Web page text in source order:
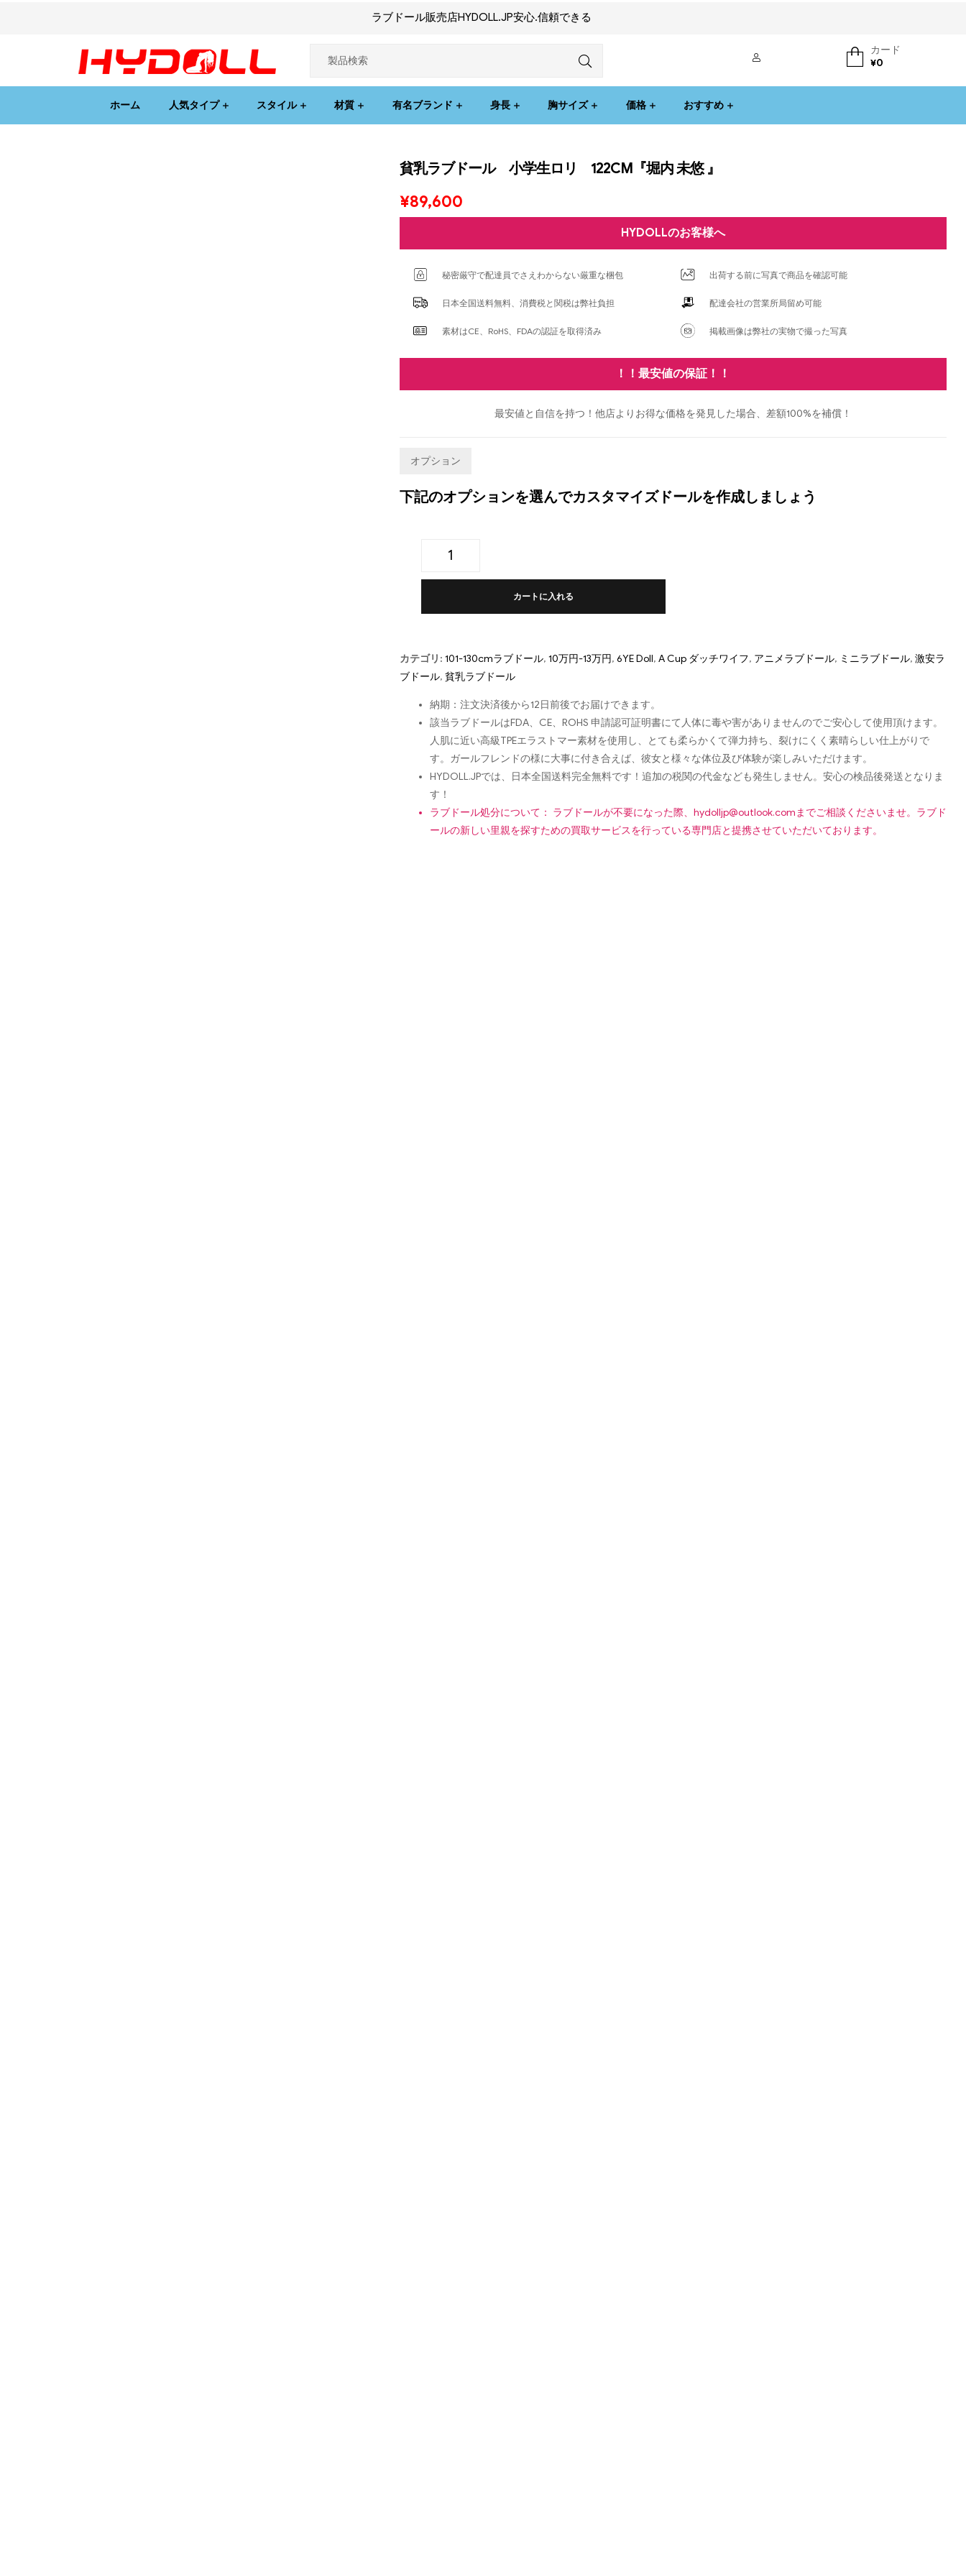
ラブドール販売店HYDOLL.JP安心.信頼できる
カード
¥0
ホーム 人気タイプ スタイル 材質 有名ブランド 身長 胸サイズ 価格 おすすめ
貧乳ラブドール 小学生ロリ 122CM『堀内 未悠 』
¥89,600
HYDOLLのお客様へ
秘密厳守で配達員でさえわからない厳重な梱包 出荷する前に写真で商品を確認可能
日本全国送料無料、消費税と関税は弊社負担 配達会社の営業所局留め可能
素材はCE、RoHS、FDAの認証を取得済み 掲載画像は弊社の実物で撮った写真
！！最安値の保証！！
最安値と自信を持つ！他店よりお得な価格を発見した場合、差額100%を補償！
オプション
下記のオプションを選んでカスタマイズドールを作成しましょう
カートに入れる
カテゴリ: 101-130cmラブドール, 10万円-13万円, 6YE Doll, A Cup ダッチワイフ, アニメラブドール, ミニラブドール, 激安ラ
ブドール, 貧乳ラブドール
納期：注文決済後から12日前後でお届けできます。
該当ラブドールはFDA、CE、ROHS 申請認可証明書にて人体に毒や害がありませんのでご安心して使用頂けます。
人肌に近い高級TPEエラストマー素材を使用し、とても柔らかくて弾力持ち、裂けにくく素晴らしい仕上がりで
す。ガールフレンドの様に大事に付き合えば、彼女と様々な体位及び体験が楽しみいただけます。
HYDOLL.JPでは、日本全国送料完全無料です！追加の税関の代金なども発生しません。安心の検品後発送となりま
す！
ラブドール処分について： ラブドールが不要になった際、 hydolljp@outlook.comまでご相談くださいませ。ラブド
ールの新しい里親を探すための買取サービスを行っている専門店と提携させていただいております。